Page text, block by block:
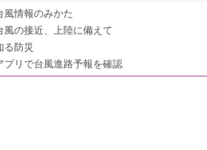
風情報のみかた
風の接近、上陸に備えて
る防災
プリで台風進路予報を確認